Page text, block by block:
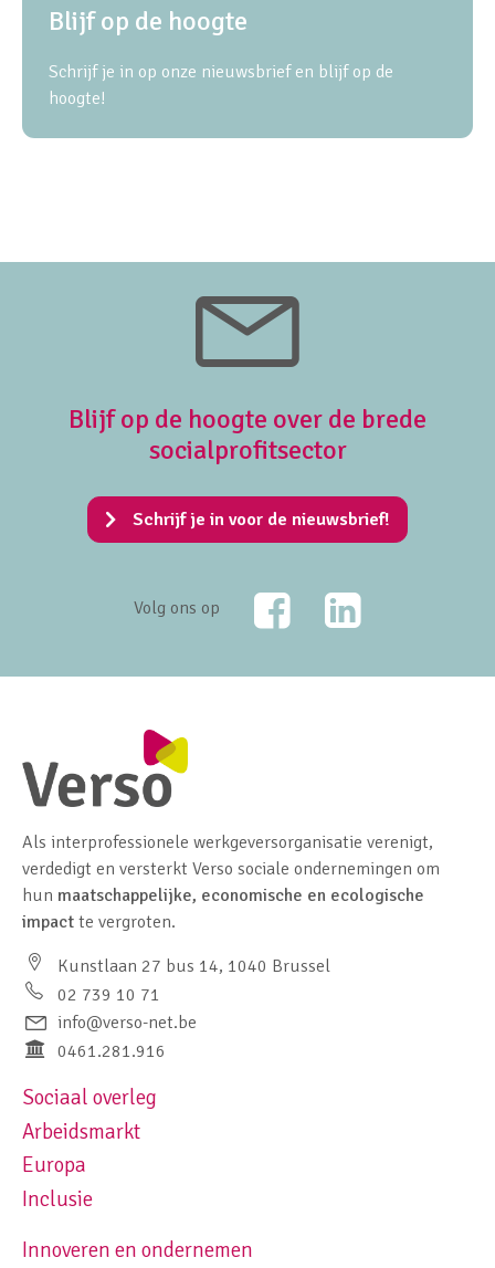
Blijf op de hoogte
Schrijf je in op onze nieuwsbrief en blijf op de
hoogte!
Blijf op de hoogte over de brede
socialprofitsector
Schrijf je in voor de nieuwsbrief!
Volg ons op
FacebookLinkedIn
Als interprofessionele werkgeversorganisatie verenigt,
verdedigt en versterkt Verso sociale ondernemingen om
hun maatschappelijke, economische en ecologische
impact te vergroten.
Kunstlaan 27 bus 14, 1040 Brussel
02 739 10 71
info@verso-net.be
0461.281.916
Footer navigation left
Sociaal overleg
Arbeidsmarkt
Europa
Inclusie
Footer navigation right
Innoveren en ondernemen